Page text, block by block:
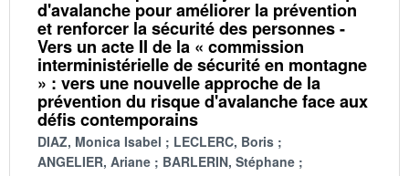
d'avalanche pour améliorer la prévention
et renforcer la sécurité des personnes -
Vers un acte II de la « commission
interministérielle de sécurité en montagne
» : vers une nouvelle approche de la
prévention du risque d'avalanche face aux
défis contemporains
DIAZ, Monica Isabel
LECLERC, Boris
ANGELIER, Ariane
BARLERIN, Stéphane